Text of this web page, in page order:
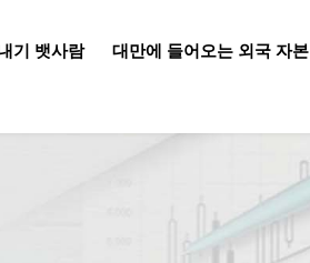
기 뱃사람 대만에 들어오는 외국 자본